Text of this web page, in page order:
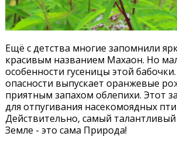
Ещё с детства многие запомнили
красивым названием Махаон. Но
особенности гусеницы этой
опасности выпускает оранжевые
приятным запахом облепихи. Этот
для отпугивания насекомоядных
Действительно, самый
Земле - это сама Природа!